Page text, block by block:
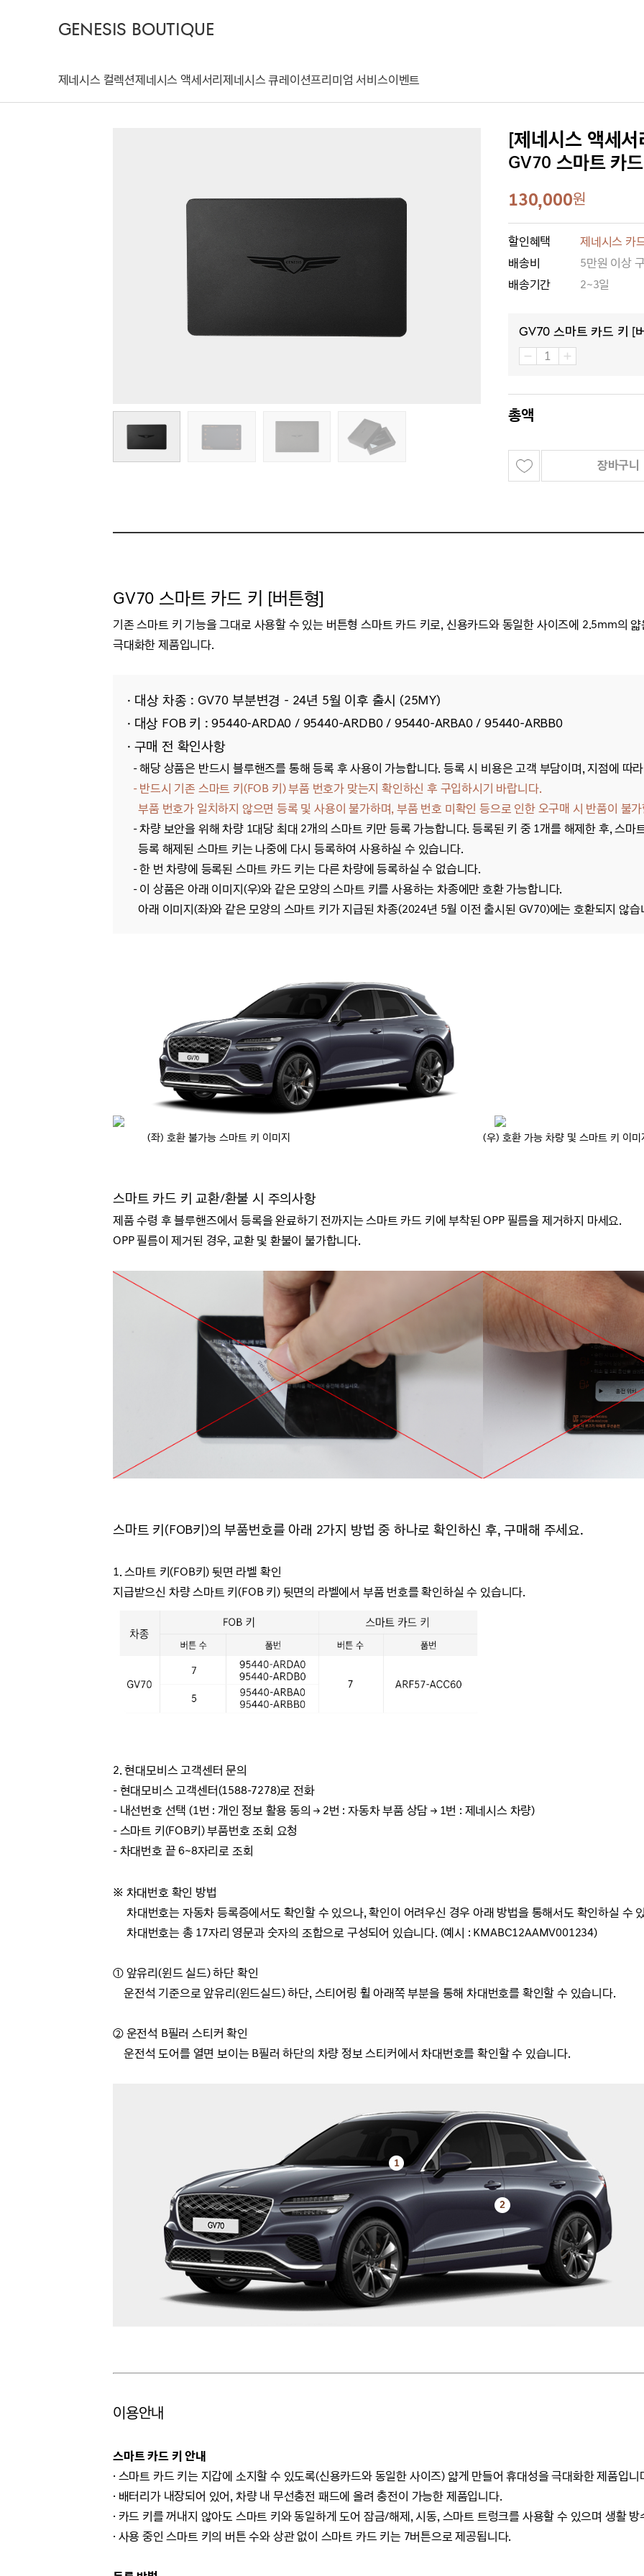
GENESIS BOUTIQUE
제네시스 컬렉션제네시스 액세서리제네시스 큐레이션프리미엄 서비스이벤트
[제네시스 액세
GV70 스마트 카
130,000원
할인혜택
제네시스 카
배송비
5만원 이상
배송기간
2~3일
GV70 스마트 카드 키 [
총액
장바구니
GV70 스마트 카드 키 [버튼형]
기존 스마트 키 기능을 그대로 사용할 수 있는 버튼형 스마트 카드 키로, 신용카드와 동일한 사이즈에 2.5mm의
극대화한 제품입니다.
· 대상 차종 : GV70 부분변경 - 24년 5월 이후 출시 (25MY)
· 대상 FOB 키 :95440-ARDA0 / 95440-ARDB0/ 95440-ARBA0/ 95440-ARBB0
· 구매 전 확인사항
- 해당상품은 반드시 블루핸즈를 통해 등록 후 사용이 가능합니다. 등록 시 비용은 고객 부담이며, 지점에 따
- 반드시 기존 스마트 키(FOB 키) 부품 번호가 맞는지 확인하신 후 구입하시기 바랍니다.
부품 번호가 일치하지 않으면 등록 및 사용이 불가하며, 부품 번호 미확인 등으로 인한 오구매 시 반품이 불
-차량 보안을 위해 차량 1대당 최대 2개의 스마트 키만 등록 가능합니다. 등록된 키 중 1개를 해제한 후, 스
등록 해제된 스마트 키는 나중에 다시 등록하여 사용하실 수 있습니다.
- 한 번 차량에 등록된 스마트 카드 키는 다른 차량에 등록하실 수 없습니다.
- 이 상품은 아래 이미지(우)와 같은 모양의 스마트 키를 사용하는 차종에만 호환 가능합니다.
아래 이미지(좌)와 같은 모양의 스마트 키가 지급된 차종(2024년 5월 이전 출시된 GV70)에는 호환되지 않습
(좌) 호환 불가능 스마트 키 이미지 (우) 호환 가능 차량 및 스마트 키 이미
스마트 카드 키 교환/환불 시 주의사항
제품 수령 후 블루핸즈에서 등록을 완료하기 전까지는스마트 카드 키에 부착된 OPP 필름을 제거하지 마세요.
OPP 필름이 제거된 경우, 교환 및 환불이 불가합니다.
스마트 키(FOB키)의 부품번호를 아래 2가지 방법 중 하나로 확인하신 후, 구매해 주세요.
1.스마트 키(FOB키) 뒷면 라벨 확인
지급받으신 차량 스마트 키(FOB 키) 뒷면의 라벨에서 부품 번호를 확인하실 수 있습니다.
2. 현대모비스 고객센터 문의
- 현대모비스 고객센터(1588-7278)로 전화
- 내선번호 선택(1번 : 개인 정보 활용 동의→ 2번 : 자동차 부품 상담→ 1번 : 제네시스 차량)
- 스마트 키(FOB키) 부품번호 조회 요청
- 차대번호 끝 6~8자리로 조회
※ 차대번호 확인 방법
차대번호는 자동차 등록증에서도 확인할 수 있으나, 확인이 어려우신 경우 아래 방법을 통해서도 확인하실 수
차대번호는 총 17자리 영문과 숫자의 조합으로 구성되어 있습니다. (예시 : KMABC12AAMV001234)
① 앞유리(윈드 실드) 하단 확인
운전석 기준으로 앞유리(윈드실드) 하단, 스티어링 휠 아래쪽 부분을 통해 차대번호를 확인할 수 있습니다.
② 운전석 B필러 스티커 확인
운전석 도어를 열면 보이는 B필러 하단의 차량 정보 스티커에서 차대번호를 확인할 수 있습니다.
이용안내
스마트 카드 키 안내
· 스마트 카드 키는 지갑에 소지할 수 있도록(신용카드와 동일한 사이즈) 얇게 만들어 휴대성을 극대화한 제품입니
· 배터리가 내장되어 있어, 차량 내 무선충전 패드에 올려 충전이 가능한 제품입니다.
· 카드 키를 꺼내지 않아도 스마트 키와 동일하게 도어 잠금/해제, 시동, 스마트 트렁크를 사용할 수 있으며 생활
· 사용 중인 스마트 키의 버튼 수와 상관 없이 스마트 카드 키는 7버튼으로 제공됩니다.